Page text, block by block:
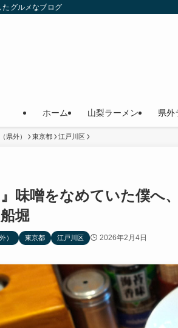
たグルメなブログ
ホーム 山梨ラーメン 県外
県外） 東京都 江戸川区
』味噌をなめていた僕へ
堀
） 東京都 江戸川区 2026年2月4日